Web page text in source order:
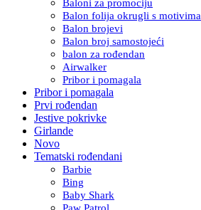
Baloni za promociju
Balon folija okrugli s motivima
Balon brojevi
Balon broj samostojeći
balon za rođendan
Airwalker
Pribor i pomagala
Pribor i pomagala
Prvi rođendan
Jestive pokrivke
Girlande
Novo
Tematski rođendani
Barbie
Bing
Baby Shark
Paw Patrol